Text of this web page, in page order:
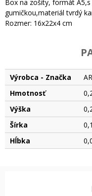
Box na zošity, formát
gumičkou,materiál tvrdý
Rozmer: 16x22x4 cm
Výrobca - Značka
Hmotnosť
Výška
Šírka
Hĺbka